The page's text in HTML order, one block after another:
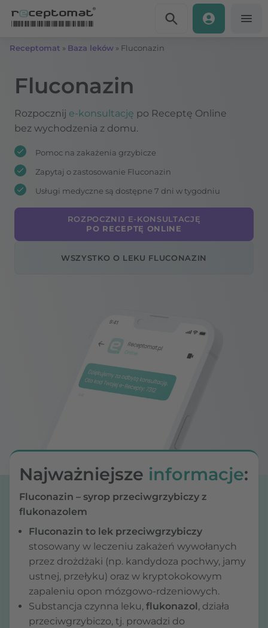
Receptomat » Baza leków » Fluconazin
Fluconazin
Rozpocznij e-konsultację po Receptę Online
bez wychodzenia z domu.
Pomoc na zakażenia grzybicze
Zapytaj o zastosowanie Fluconazin
Usługi medyczne są dostępne 7 dni w tygodniu
ROZPOCZNIJ E-KONSULTACJĘ
PO RECEPTĘ ONLINE
WSZYSTKO O LEKU FLUCONAZIN
Najważniejsze informacje:
Fluconazin – syrop przeciwgrzybiczy z
flukonazolem
Fluconazin to lek przeciwgrzybiczy
stosowany w leczeniu zakażeń wywołanych
przez drożdżaki (np. kandydoza pochwy, jamy
ustnej, przełyku) oraz w kryptokokowym
zapaleniu opon mózgowo-rdzeniowych.
Substancja czynna leku, flukonazol , działa
przeciwgrzybiczo, tj. prowadzi do